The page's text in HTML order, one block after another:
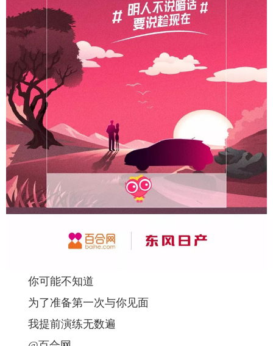
你可能不知道
为了准备第一次与你见面
我提前演练无数遍